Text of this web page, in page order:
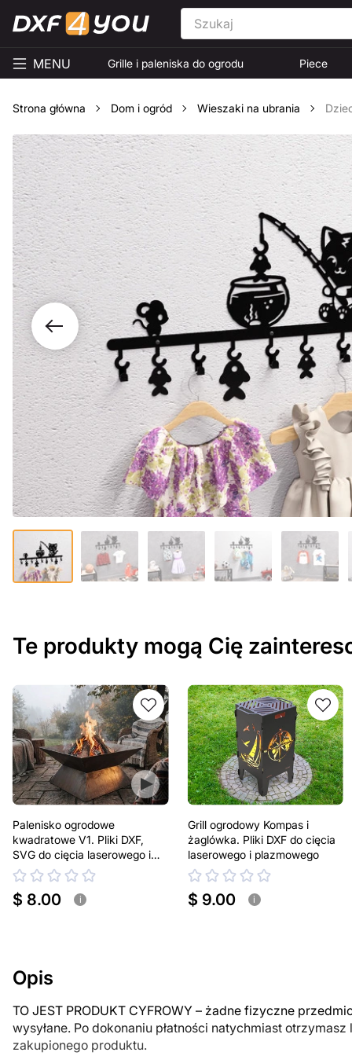
MENU Grille i paleniska do ogrodu Piece
Strona główna Dom i ogród Wieszaki na ubrania
Te produkty mogą Cię
Palenisko ogrodowe
kwadratowe V1. Pliki DXF,
SVG do cięcia laserowego i
plazmowego
$ 8.00 i
Grill ogrodowy Kompas i
żaglówka. Pliki DXF do cięcia
laserowego i plazmowego
$ 9.00 i
Opis
TO JEST PRODUKT CYFROWY – żadne fizyczne
wysyłane. Po dokonaniu płatności natychmiast
zakupionego produktu.